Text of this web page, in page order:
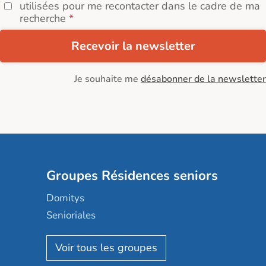
utilisées pour me recontacter dans le cadre de ma
recherche
Recevoir la newsletter
Je souhaite me désabonner de la newsletter
Groupes Résidences seniors
Domitys
Senioriales
Nohée
Les Résidentiels